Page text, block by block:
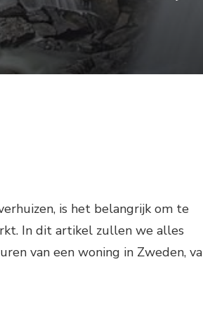
is het belangrijk om te
In dit artikel zullen we alles
van een woning in Zweden,